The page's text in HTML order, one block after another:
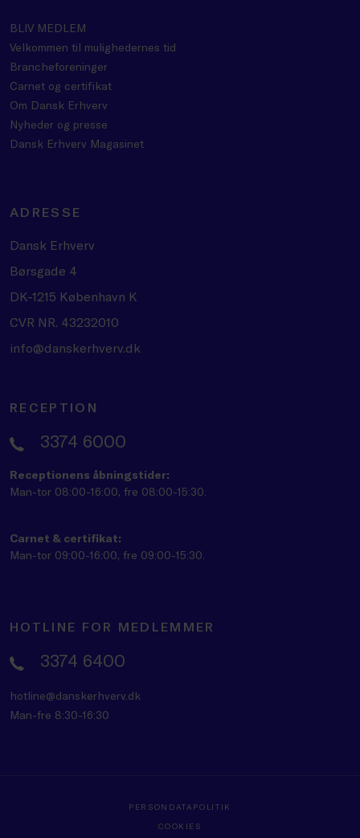
BLIV MEDLEM
Velkommen til mulighedernes tid
Brancheforeninger
Carnet og certifikat
Om Dansk Erhverv
Nyheder og presse
Dansk Erhverv Magasinet
ADRESSE
Dansk Erhverv
Børsgade 4
DK-1215 København K
CVR NR. 43232010
info@danskerhverv.dk
RECEPTION
3374 6000
Receptionens åbningstider:
Man-tor 08:00-16:00, fre 08:00-15:30.
Carnet & certifikat:
Man-tor 09:00-16:00, fre 09:00-15:30.
HOTLINE FOR MEDLEMMER
3374 6400
hotline@danskerhverv.dk
Man-fre 8:30-16:30
PERSONDATAPOLITIK
COOKIES